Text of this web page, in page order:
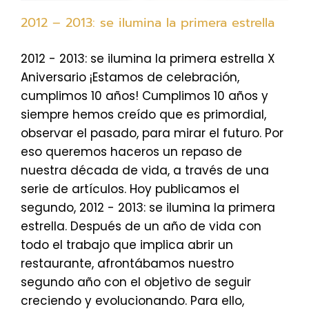
2012 – 2013: se ilumina la primera estrella
2012 - 2013: se ilumina la primera estrella X
Aniversario ¡Estamos de celebración,
cumplimos 10 años! Cumplimos 10 años y
siempre hemos creído que es primordial,
observar el pasado, para mirar el futuro. Por
eso queremos haceros un repaso de
nuestra década de vida, a través de una
serie de artículos. Hoy publicamos el
segundo, 2012 - 2013: se ilumina la primera
estrella. Después de un año de vida con
todo el trabajo que implica abrir un
restaurante, afrontábamos nuestro
segundo año con el objetivo de seguir
creciendo y evolucionando. Para ello,